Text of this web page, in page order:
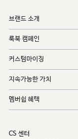
브랜드 소개
룩북 캠페인
커스텀마이징
지속가능한 가치
멤버쉽 혜택
CS 센터